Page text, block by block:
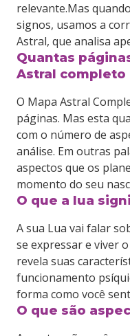
relevante.Mas
signos, usamos a
Astral, que analisa
Quantas
Astral completo
O Mapa Astral
páginas. Mas esta
com o número de
análise. Em outras
aspectos que os
momento do seu
O que a lua
A sua Lua vai falar
se expressar e viver
revela suas
funcionamento
forma como você
O que são